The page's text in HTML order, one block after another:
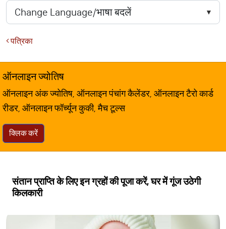
पत्रिका
ऑनलाइन ज्योतिष
ऑनलाइन अंक ज्योतिष, ऑनलाइन पंचांग कैलेंडर, ऑनलाइन टैरो कार्ड
रीडर, ऑनलाइन फॉर्च्यून कुकी, मैच टूल्स
क्लिक करें
संतान प्राप्ति के लिए इन ग्रहों की पूजा करें, घर में गूंज उठेगी
किलकारी